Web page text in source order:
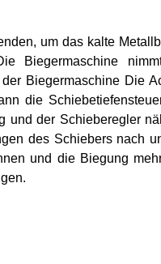
um das kalte
Biegermaschine
Biegermaschine Die
die
und der Schieberegler
des Schiebers nach
und die Biegung